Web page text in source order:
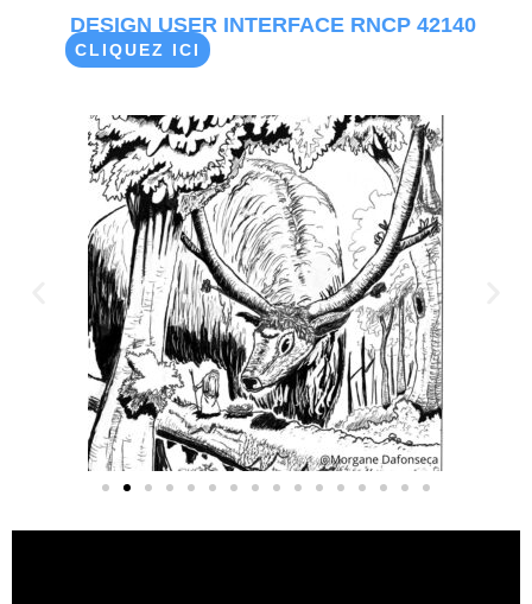
DESIGN USER INTERFACE RNCP 42140
CLIQUEZ ICI